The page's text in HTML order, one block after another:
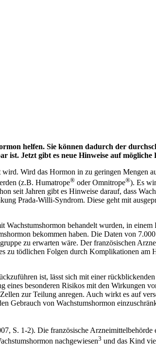
helfen. Sie können dadurch der
ist. Jetzt gibt es neue Hinweise auf mögliche
Wird das Hormon in zu geringen Mengen
(z.B. Humatrope® oder Omnitrope®). Es
seit Jahren gibt es Hinweise darauf, dass
Prada-Willi-Syndrom. Diese geht mit
behandelt wurden, in
bekommen haben. Die Daten von
zu erwarten wäre. Der französischen
tödlichen Folgen durch Komplikationen am
ist, lässt sich mit einer
eines besonderen Risikos mit den Wirkungen
zur Teilung anregen. Auch wirkt es auf
Gebrauch von Wachstumshormon
S. 1-2). Die französische
nachgewiesen3 und das Kind